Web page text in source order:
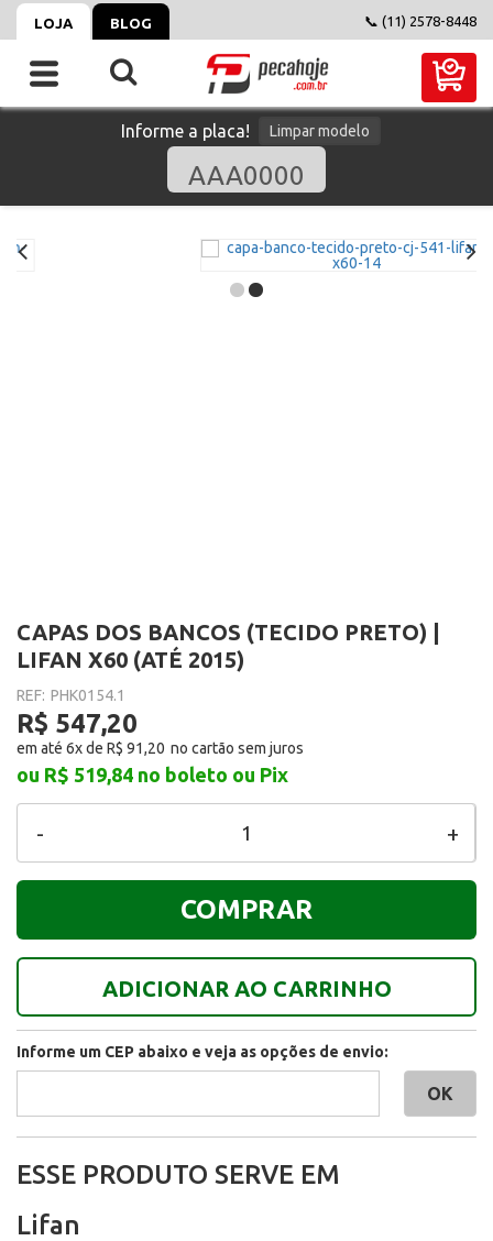
LOJA BLOG 📞 (11) 2578-8448
Informe a placa! Limpar modelo
CAPAS DOS BANCOS (TECIDO PRETO) |
LIFAN X60 (ATÉ 2015)
REF: PHK0154.1
R$ 547,20
em até 6x de R$ 91,20
ou R$ 519,84 no boleto ou Pix
+
-
ADICIONAR AO CARRINHO
COMPRAR
Informe um CEP abaixo e veja as opções de envio:
ESSE PRODUTO SERVE EM
Lifan